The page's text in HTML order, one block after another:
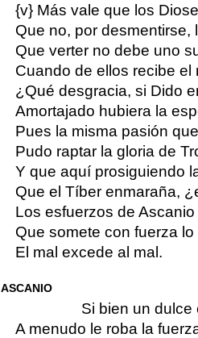
{v} Más vale que los
Que no, por desmentirse,
Que verter no debe uno
Cuando de ellos recibe el
¿Qué desgracia, si Dido
Amortajado hubiera la
Pues la misma pasión
Pudo raptar la gloria de
Y que aquí prosiguiendo
Que el Tíber enmaraña,
Los esfuerzos de
Que somete con fuerza
El mal excede al mal.
ASCANIO
Si bien un dulce
A menudo le roba la